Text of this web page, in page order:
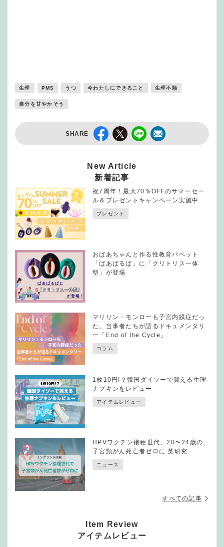
生理 PMS うつ 今わたしにできること 生理不順
自分を甘やかそう
SHARE
New Article
新着記事
祝7周年！最大70％OFFのサマーセー
ル＆プレゼントキャンペーン実施中
プレゼント
おばあちゃんと作る性教育パペット
「ばあばるば」に「クリトリス一体
型」が登場
マリリン・モンローも子宮内膜症だっ
た。当事者たちが語るドキュメンタリ
ー「End of the Cycle」
コラム
1枚10円!？韓国ダイソーで買える生理
ナプキンをレビュー
アイテムレビュー
HPVワクチン接種世代、20〜24歳の
子宮頸がん死亡者ゼロに 英研究
ニュース
すべての記事
Item Review
アイテムレビュー